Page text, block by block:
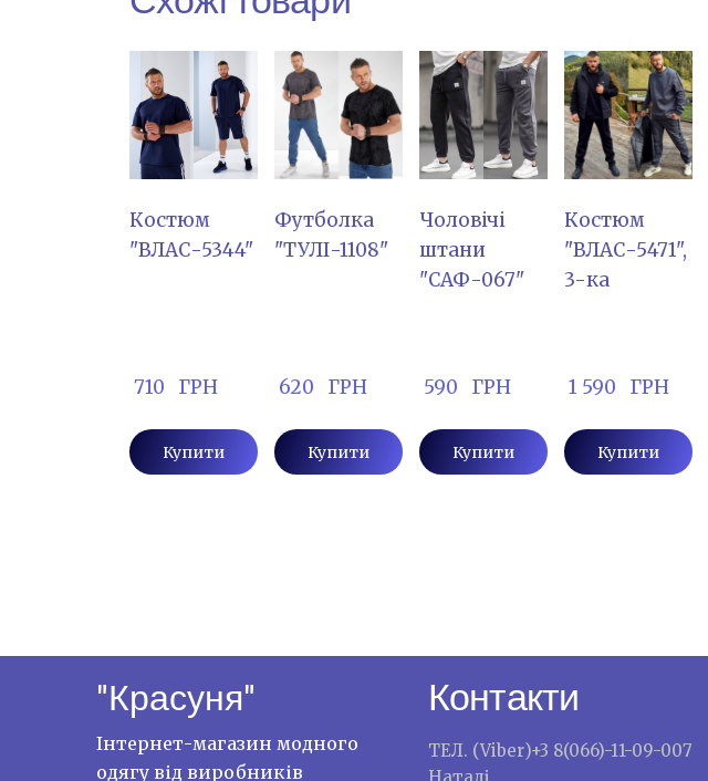
Костюм
"ВЛАС-5344"
710   ГРН
Купити
Футболка
"ТУЛІ-1108"
620   ГРН
Купити
Чоловічі
штани
"САФ-067"
590   ГРН
Купити
Костюм
"ВЛАС-5471",
3-ка
1 590   ГРН
Купити
"Красуня"
Інтернет-магазин модного
одягу від виробників
Контакти
ТЕЛ. (Viber)+3 8(066)-11-09-007